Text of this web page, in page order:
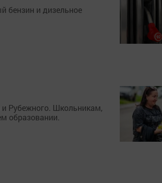
бензин и дизельное
Рубежного. Школьникам,
образовании.